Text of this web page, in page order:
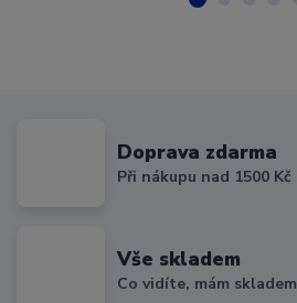
Doprava zdarma
Při nákupu nad 1500 Kč
Vše skladem
Co vidíte, mám skladem